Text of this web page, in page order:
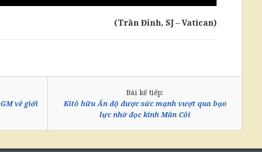
(Trần Đỉnh, SJ – Vatican)
về giới
Bài kế tiếp:
Kitô hữu Ấn độ được sức mạnh vượt qua bạo
lực nhờ đọc kinh Mân Côi